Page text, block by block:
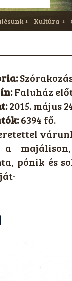
Kultúra
Faluház
2015. május
6394 fő.
a
pónik és